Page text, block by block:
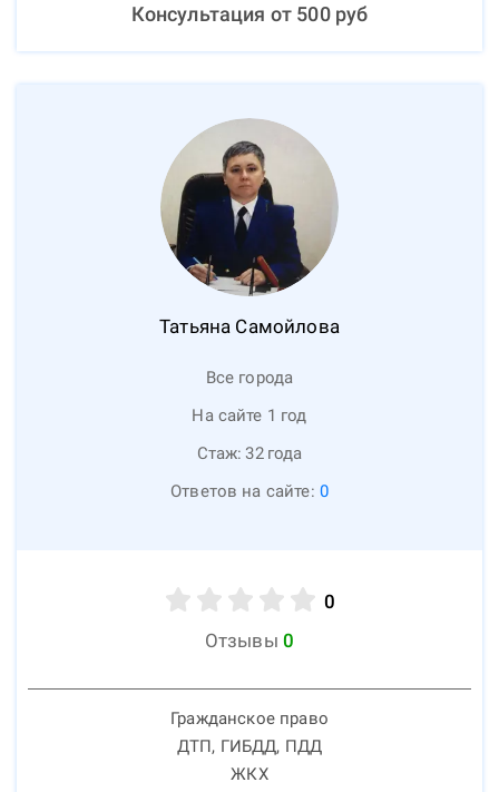
Консультация от 500руб
Татьяна Самойлова
Все города
На сайте 1 год
Стаж: 32 года
Ответов на сайте: 0
0
Отзывы 0
Гражданское право
ДТП, ГИБДД, ПДД
ЖКХ